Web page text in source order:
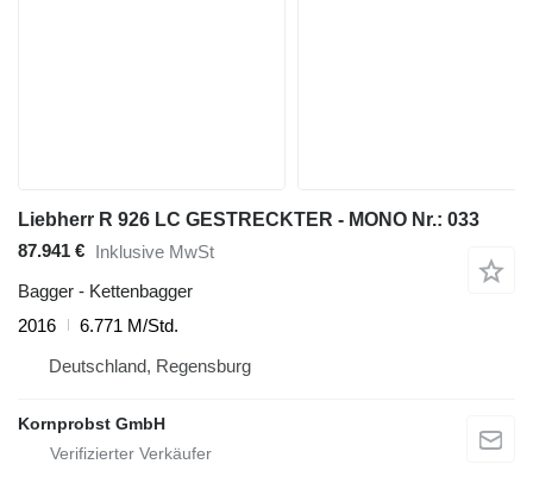
Liebherr R 926 LC GESTRECKTER - MONO Nr.: 033
87.941 € Inklusive MwSt
Bagger - Kettenbagger
2016
6.771 M/Std.
Deutschland, Regensburg
Kornprobst GmbH